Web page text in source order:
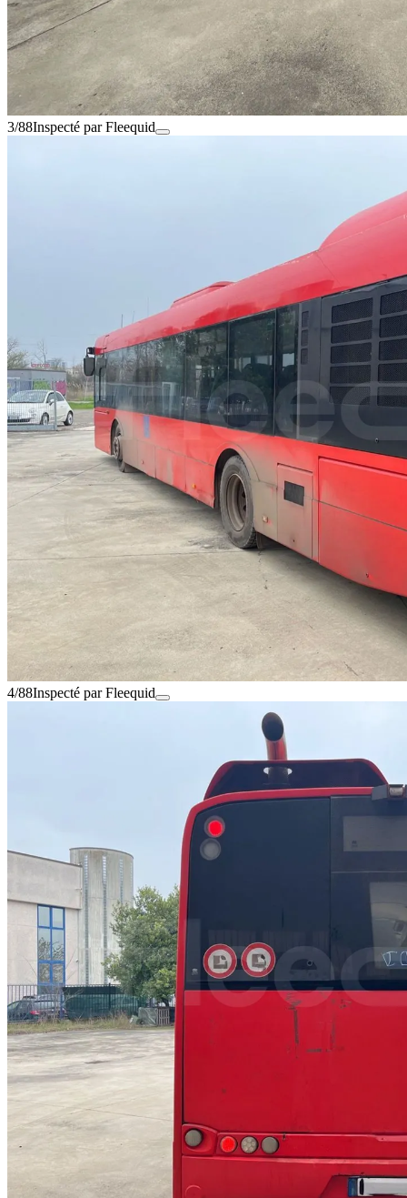
3/88Inspecté par Fleequid
4/88Inspecté par Fleequid